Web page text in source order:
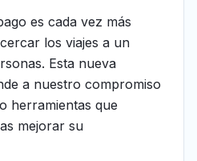
es cada vez más
los viajes a un
Esta nueva
a nuestro compromiso
herramientas que
mejorar su